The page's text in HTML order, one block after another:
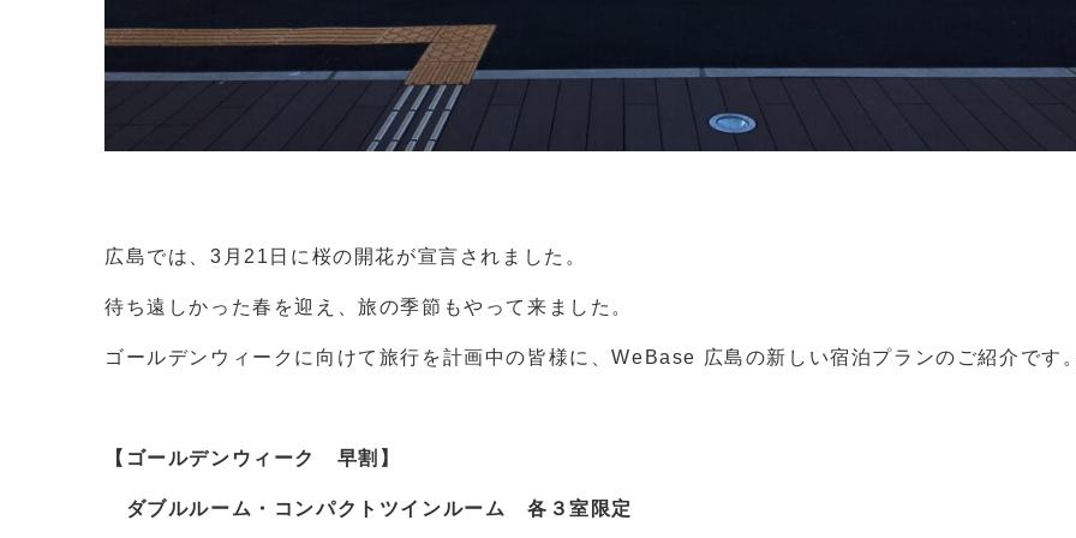
広島では、3月21日に桜の開花が宣言されました。
待ち遠しかった春を迎え、旅の季節もやって来ました。
ゴールデンウィークに向けて旅行を計画中の皆様に、WeBase 広島の新しい宿泊プランのご紹介です
【ゴールデンウィーク 早割】
ダブルルーム・コンパクトツインルーム 各３室限定